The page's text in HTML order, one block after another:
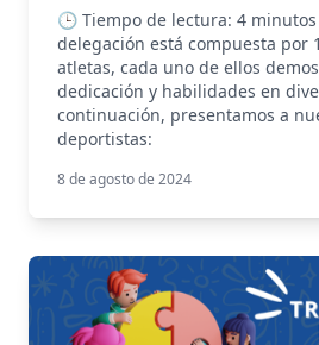
🕒 Tiempo de lectura: 4
delegación está compuesta por
atletas, cada uno de ellos
dedicación y habilidades en
continuación, presentamos a
deportistas:
8 de agosto de 2024